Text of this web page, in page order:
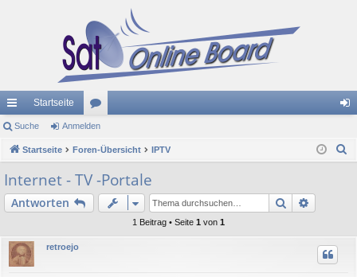
ch
ne
llz
ug
Startseite
or
en m
Suche Anmelden
Startseite Foren-Übersicht IPTV
Internet - TV -Portale
Antworten Suche
1 Beitrag • Seite 1 von 1
retroejo